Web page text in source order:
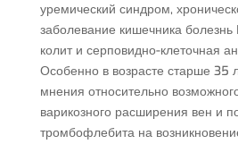
уремический синдром,
заболевание кишечника
колит и серповидно-клеточная
Особенно в возрасте старше 35
мнения относительно
варикозного расширения вен и
тромбофлебита на